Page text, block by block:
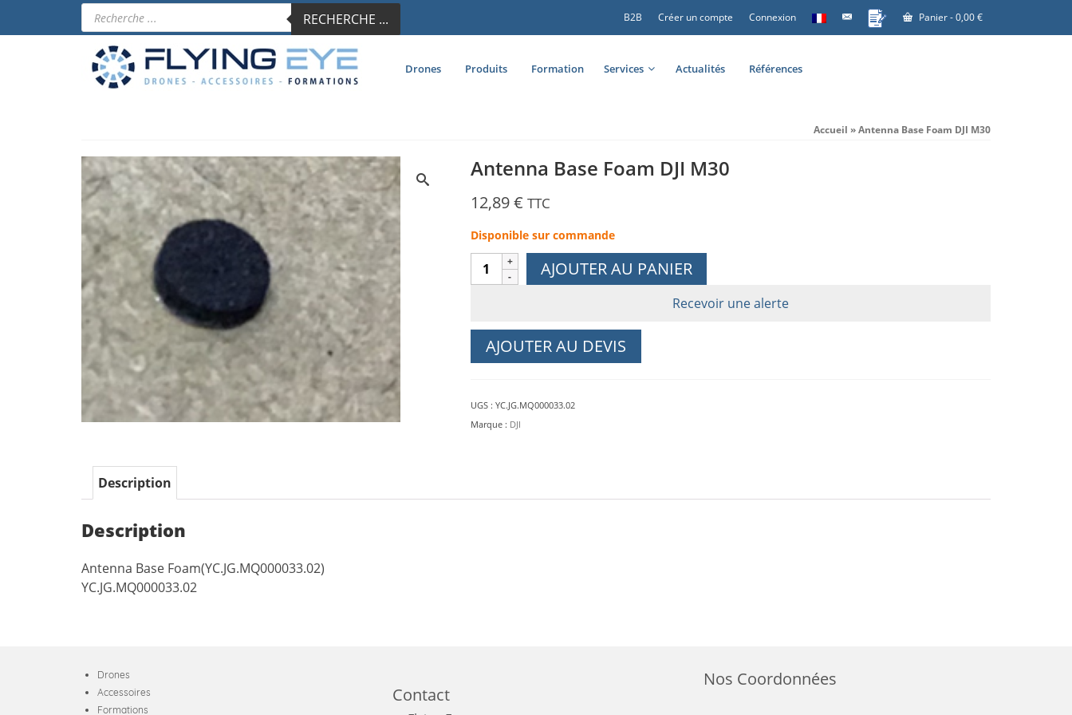
B2B Créer un compte Connexion Panier-0,00€
Recherche
de
produits
RECHERCHE ...
Drones Produits Formation Services Actualités Références
Accueil »Antenna Base Foam DJI M30
Antenna Base Foam DJI M30
12,89€ TTC
Disponible sur commande
quantité
de
Foam
DJI
AJOUTER AU PANIER
Recevoir une alerte
AJOUTER AU DEVIS
UGS : YC.JG.MQ000033.02
Marque : DJI
Description
Description
Antenna Base Foam(YC.JG.MQ000033.02)
YC.JG.MQ000033.02
Drones
Accessoires
Formations
Contact
Nos Coordonnées